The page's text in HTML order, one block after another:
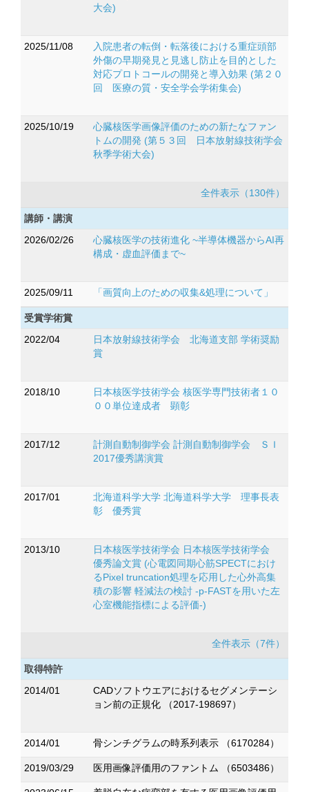
大会)
2025/11/08
入院患者の転倒・転落後における重症頭部
外傷の早期発見と見逃し防止を目的とした
対応プロトコールの開発と導入効果 (第２０
回 医療の質・安全学会学術集会)
2025/10/19
心臓核医学画像評価のための新たなファン
トムの開発 (第５３回 日本放射線技術学会
秋季学術大会)
全件表示（130件）
講師・講演
2026/02/26
心臓核医学の技術進化 ~半導体機器からAI再
構成・虚血評価まで~
2025/09/11 「画質向上のための収集&処理について」
受賞学術賞
2022/04
日本放射線技術学会 北海道支部 学術奨励
賞
2018/10
日本核医学技術学会 核医学専門技術者１０
００単位達成者 顕彰
2017/12
計測自動制御学会 計測自動制御学会 ＳＩ
2017優秀講演賞
2017/01
北海道科学大学 北海道科学大学 理事長表
彰 優秀賞
2013/10
日本核医学技術学会 日本核医学技術学会
優秀論文賞 (心電図同期心筋SPECTにおけ
るPixel truncation処理を応用した心外高集
積の影響 軽減法の検討 -p-FASTを用いた左
心室機能指標による評価-)
全件表示（7件）
取得特許
2014/01
CADソフトウエアにおけるセグメンテーシ
ョン前の正規化 （2017-198697）
2014/01 骨シンチグラムの時系列表示 （6170284）
2019/03/29 医用画像評価用のファントム （6503486）